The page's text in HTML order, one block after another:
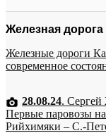
Железная дорога
Железные дороги
современное
28.08.24. Сергей
Первые паровозы
Рийхимяки – С.-